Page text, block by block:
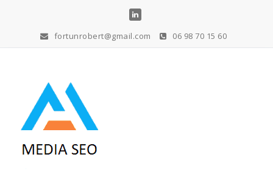
fortunrobert@gmail.com 06 98 70 15 60